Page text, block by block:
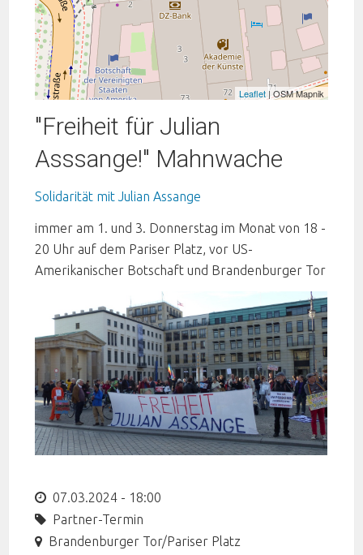
Leaflet| OSM Mapnik
"Freiheit für Julian
Asssange!" Mahnwache
Solidarität mit Julian Assange
immer am 1. und 3. Donnerstag im Monat von 18 -
20 Uhr auf dem Pariser Platz, vor US-
Amerikanischer Botschaft und Brandenburger Tor
07.03.2024 - 18:00
Partner-Termin
Brandenburger Tor/Pariser Platz